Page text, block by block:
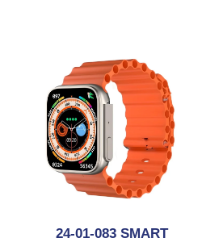
24-01-083 SMART